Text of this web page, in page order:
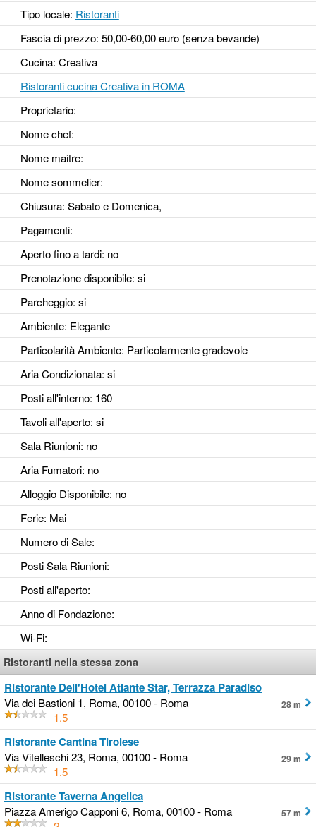
Tipo locale: Ristoranti
Fascia di prezzo: 50,00-60,00 euro (senza bevande)
Cucina: Creativa
Ristoranti cucina Creativa in ROMA
Proprietario:
Nome chef:
Nome maitre:
Nome sommelier:
Chiusura: Sabato e Domenica,
Pagamenti:
Aperto fino a tardi: no
Prenotazione disponibile: si
Parcheggio: si
Ambiente: Elegante
Particolarità Ambiente: Particolarmente gradevole
Aria Condizionata: si
Posti all'interno: 160
Tavoli all'aperto: si
Sala Riunioni: no
Aria Fumatori: no
Alloggio Disponibile: no
Ferie: Mai
Numero di Sale:
Posti Sala Riunioni:
Posti all'aperto:
Anno di Fondazione:
Wi-Fi:
Ristoranti nella stessa zona
Ristorante Dell'Hotel Atlante Star, Terrazza Paradiso
Via dei Bastioni 1, Roma, 00100 - Roma
1.5
28 m
Ristorante Cantina Tirolese
Via Vitelleschi 23, Roma, 00100 - Roma
1.5
29 m
Ristorante Taverna Angelica
Piazza Amerigo Capponi 6, Roma, 00100 - Roma
57 m